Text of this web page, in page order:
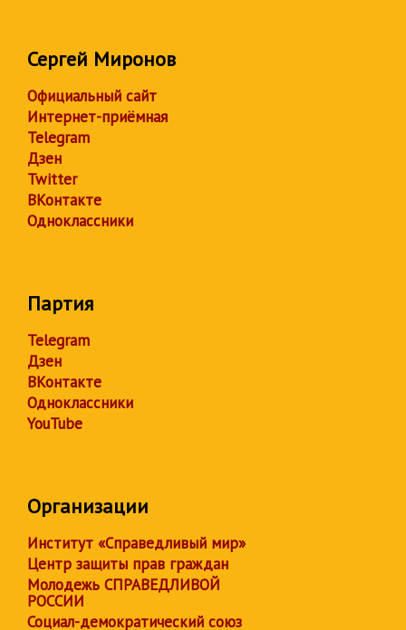
Сергей Миронов
Официальный сайт
Интернет-приёмная
Telegram
Дзен
Twitter
ВКонтакте
Одноклассники
Партия
Telegram
Дзен
ВКонтакте
Одноклассники
YouTube
Организации
Институт «Справедливый мир»
Центр защиты прав граждан
Молодежь СПРАВЕДЛИВОЙ
РОССИИ
Социал-демократический союз